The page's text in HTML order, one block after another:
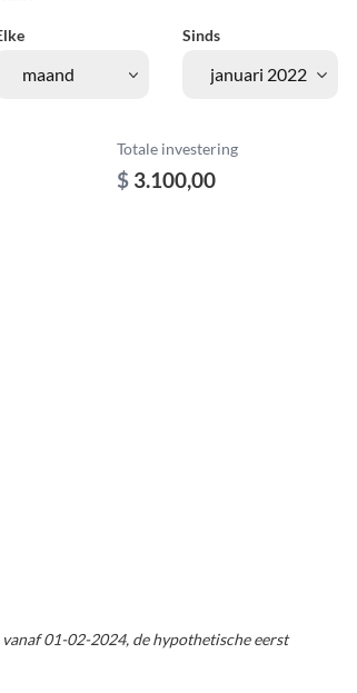
Sinds
Totale investering
$ 3.100,00
vanaf01-02-2024, de hypothetische eerst